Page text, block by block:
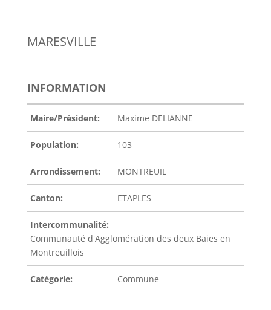
MARESVILLE
INFORMATION
Maire/Président: Maxime DELIANNE
Population: 103
Arrondissement: MONTREUIL
Canton: ETAPLES
Intercommunalité:
Communauté d'Agglomération des deux Baies en
Montreuillois
Catégorie: Commune